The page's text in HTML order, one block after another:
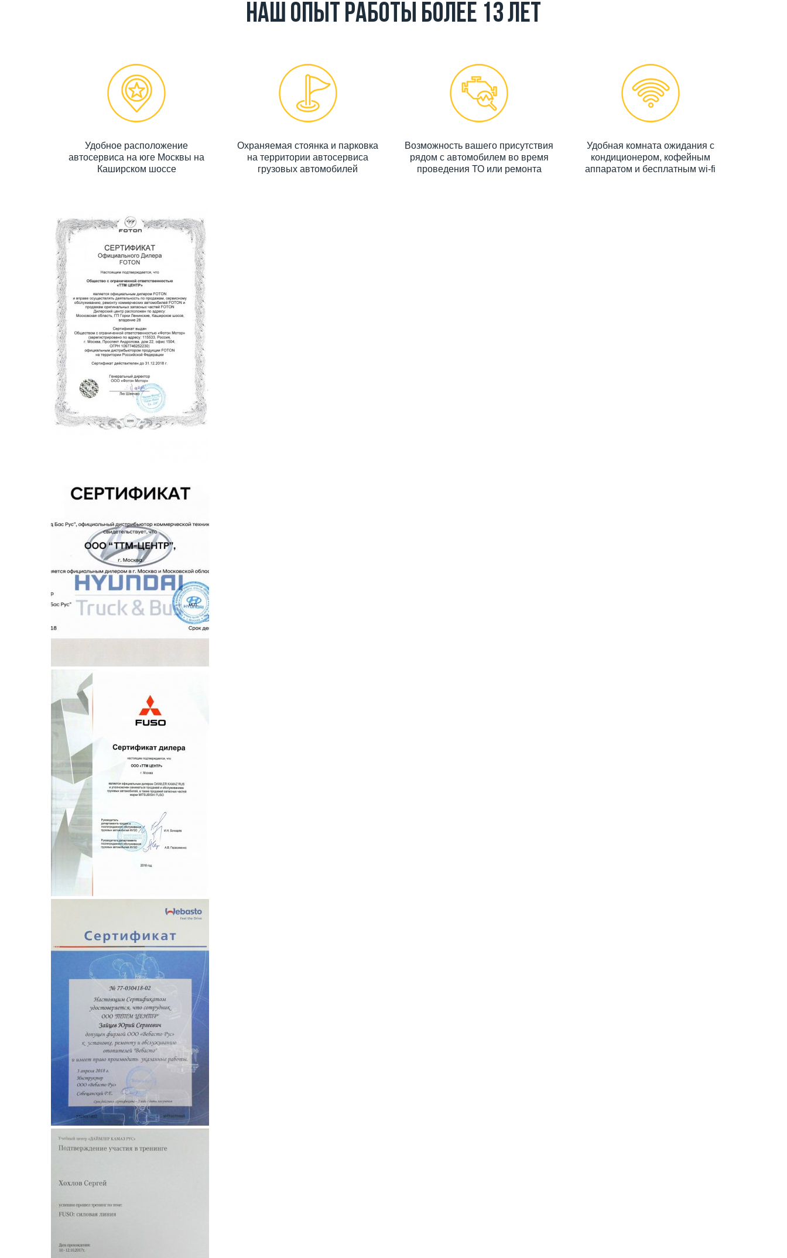
Наш Опыт работы более 13 лет
Удобное расположение
автосервиса на юге Москвы на
Каширском шоссе
Охраняемая стоянка и парковка
на территории автосервиса
грузовых автомобилей
Возможность вашего присутствия
рядом с автомобилем во время
проведения ТО или ремонта
Удобная комната ожидания с
кондиционером, кофейным
аппаратом и бесплатным wi-fi